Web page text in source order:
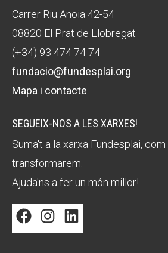
Carrer Riu Anoia 42-54
08820 El Prat de Llobregat
(+34) 93 474 74 74
fundacio@fundesplai.org
Mapa i contacte
SEGUEIX-NOS A LES XARXES!
Suma't a la xarxa Fundesplai,
transformarem.
Ajuda'ns a fer un món millor!
FacebookInstagram